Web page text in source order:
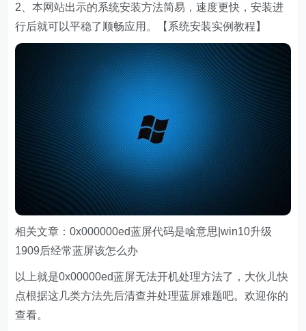
2、本网站出示的系统安装方法简易，速度更快，安装进
行后就可以平稳了顺畅应用。【系统安装实例教程】
相关文章：0x000000ed蓝屏代码是啥意思|win10升级
1909后经常蓝屏该怎么办
以上就是0x00000ed蓝屏无法开机处理方法了，大伙儿快
点根据这几类方法先后清查并处理蓝屏难题吧。欢迎你的
查看。